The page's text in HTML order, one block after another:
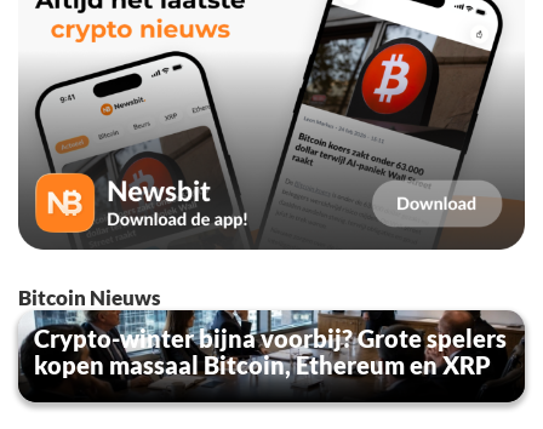
Bitcoin Nieuws
Crypto-winter bijna voorbij? Grote spelers
kopen massaal Bitcoin, Ethereum en XRP